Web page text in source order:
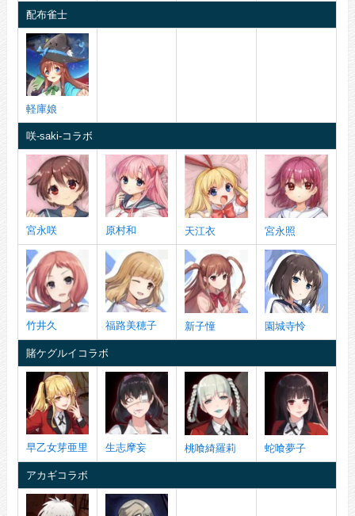
配布雀士
軽庫娘
咲-saki-コラボ
宮永咲 原村和 天江衣 宮永照
竹井久 福路美穂子 新子憧 園城寺怜
賭ケグルイコラボ
早乙女芽亜里 生志摩妄 桃喰綺羅莉 蛇喰夢子
アカギコラボ